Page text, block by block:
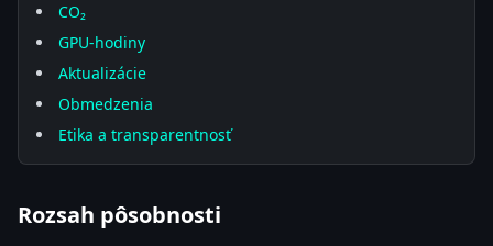
CO₂
GPU-hodiny
Aktualizácie
Obmedzenia
Etika a transparentnosť
Rozsah pôsobnosti